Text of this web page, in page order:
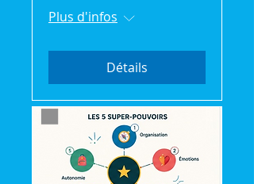
Plus d'infos
Détails